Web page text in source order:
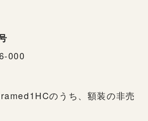
000
のうち、額装の非売